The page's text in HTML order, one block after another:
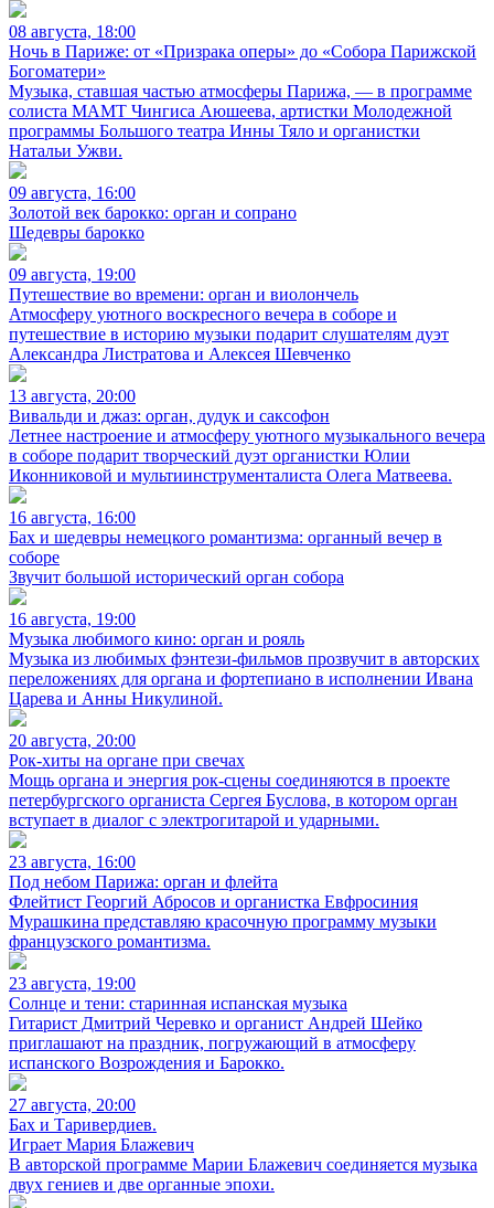
08 августа, 18:00
Ночь в Париже: от «Призрака оперы» до «Собора Парижской
Богоматери»
Музыка, ставшая частью атмосферы Парижа, — в программе
солиста МАМТ Чингиса Аюшеева, артистки Молодежной
программы Большого театра Инны Тяло и органистки
Натальи Ужви.
09 августа, 16:00
Золотой век барокко: орган и сопрано
Шедевры барокко
09 августа, 19:00
Путешествие во времени: орган и виолончель
Атмосферу уютного воскресного вечера в соборе и
путешествие в историю музыки подарит слушателям дуэт
Александра Листратова и Алексея Шевченко
13 августа, 20:00
Вивальди и джаз: орган, дудук и саксофон
Летнее настроение и атмосферу уютного музыкального вечера
в соборе подарит творческий дуэт органистки Юлии
Иконниковой и мультиинструменталиста Олега Матвеева.
16 августа, 16:00
Бах и шедевры немецкого романтизма: органный вечер в
соборе
Звучит большой исторический орган собора
16 августа, 19:00
Музыка любимого кино: орган и рояль
Музыка из любимых фэнтези-фильмов прозвучит в авторских
переложениях для органа и фортепиано в исполнении Ивана
Царева и Анны Никулиной.
20 августа, 20:00
Рок-хиты на органе при свечах
Мощь органа и энергия рок-сцены соединяются в проекте
петербургского органиста Сергея Буслова, в котором орган
вступает в диалог с электрогитарой и ударными.
23 августа, 16:00
Под небом Парижа: орган и флейта
Флейтист Георгий Абросов и органистка Евфросиния
Мурашкина представляю красочную программу музыки
французского романтизма.
23 августа, 19:00
Солнце и тени: старинная испанская музыка
Гитарист Дмитрий Черевко и органист Андрей Шейко
приглашают на праздник, погружающий в атмосферу
испанского Возрождения и Барокко.
27 августа, 20:00
Бах и Таривердиев.
Играет Мария Блажевич
В авторской программе Марии Блажевич соединяется музыка
двух гениев и две органные эпохи.